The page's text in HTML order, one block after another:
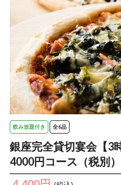
飲み放題付き 全6品
銀座完全貸切宴会【3
4000円コース（税別）